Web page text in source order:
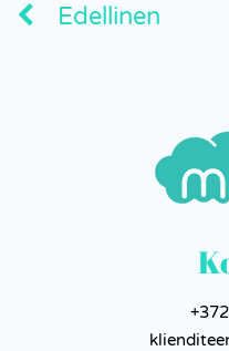
Edellinen